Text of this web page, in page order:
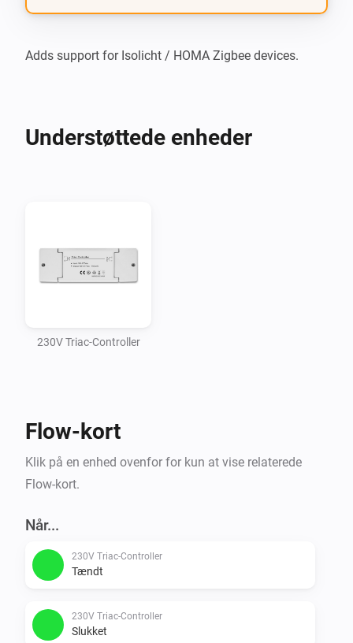
Adds support for Isolicht / HOMA Zigbee devices.
Understøttede enheder
230V Triac-Controller
Flow-kort
Klik på en enhed ovenfor for kun at vise relaterede
Flow-kort.
Når...
230V Triac-Controller
Tændt
230V Triac-Controller
Slukket